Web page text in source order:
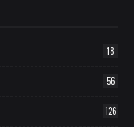
18
56
126